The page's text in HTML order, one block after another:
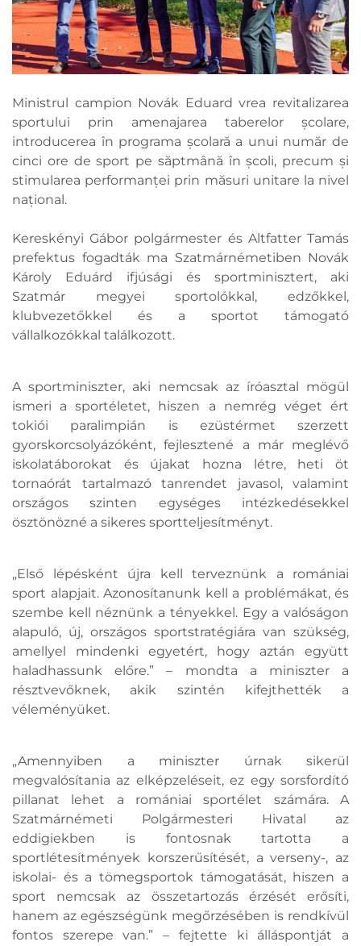
Ministrul campion Novák Eduard vrea revitalizarea
sportului prin amenajarea taberelor școlare,
introducerea în programa școlară a unui număr de
cinci ore de sport pe săptmână în școli, precum și
stimularea performanței prin măsuri unitare la nivel
național.
Kereskényi Gábor polgármester és Altfatter Tamás
prefektus fogadták ma Szatmárnémetiben Novák
Károly Eduárd ifjúsági és sportminisztert, aki
Szatmár megyei sportolókkal, edzőkkel,
klubvezetőkkel és a sportot támogató
vállalkozókkal találkozott.
A sportminiszter, aki nemcsak az íróasztal mögül
ismeri a sportéletet, hiszen a nemrég véget ért
tokiói paralimpián is ezüstérmet szerzett
gyorskorcsolyázóként, fejlesztené a már meglévő
iskolatáborokat és újakat hozna létre, heti öt
tornaórát tartalmazó tanrendet javasol, valamint
országos szinten egységes intézkedésekkel
ösztönözné a sikeres sportteljesítményt.
„Első lépésként újra kell terveznünk a romániai
sport alapjait. Azonosítanunk kell a problémákat, és
szembe kell néznünk a tényekkel. Egy a valóságon
alapuló, új, országos sportstratégiára van szükség,
amellyel mindenki egyetért, hogy aztán együtt
haladhassunk előre.” – mondta a miniszter a
résztvevőknek, akik szintén kifejthették a
véleményüket.
„Amennyiben a miniszter úrnak sikerül
megvalósítania az elképzeléseit, ez egy sorsfordító
pillanat lehet a romániai sportélet számára. A
Szatmárnémeti Polgármesteri Hivatal az
eddigiekben is fontosnak tartotta a
sportlétesítmények korszerűsítését, a verseny-, az
iskolai- és a tömegsportok támogatását, hiszen a
sport nemcsak az összetartozás érzését erősíti,
hanem az egészségünk megőrzésében is rendkívül
fontos szerepe van.” – fejtette ki álláspontját a